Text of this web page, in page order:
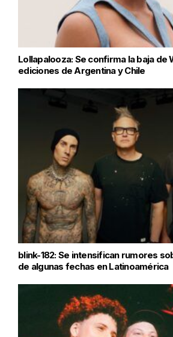
Lollapalooza: Se confirma la baja de
ediciones de Argentina y Chile
blink-182: Se intensifican rumores
de algunas fechas en Latinoamérica